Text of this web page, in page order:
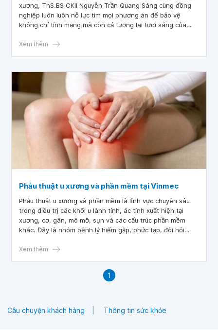
xương, ThS.BS CKII Nguyễn Trần Quang Sáng cùng đồng
nghiệp luôn luôn nỗ lực tìm mọi phương án để bảo vệ
không chỉ tính mạng mà còn cả tương lai tươi sáng của
Xem thêm
Phẫu thuật u xương và phần mềm tại Vinmec
Phẫu thuật u xương và phần mềm là lĩnh vực chuyên sâu
trong điều trị các khối u lành tính, ác tính xuất hiện tại
xương, cơ, gân, mô mỡ, sụn và các cấu trúc phần mềm
khác. Đây là nhóm bệnh lý hiếm gặp, phức tạp, đòi hỏi
khoa giàu kinh nghiệm.
Xem thêm
1
Câu chuyện khách hàng Thông tin sức khỏe